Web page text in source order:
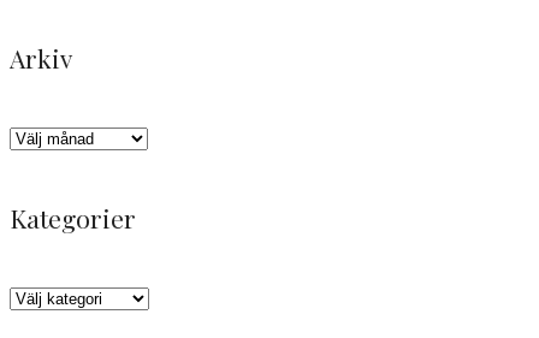
Trött
himla
på
Tack
för
vackra
Likisar
Det
här
på
Och
kom
God
✨
Arkiv
Arkiv
Kategorier
Kategorier